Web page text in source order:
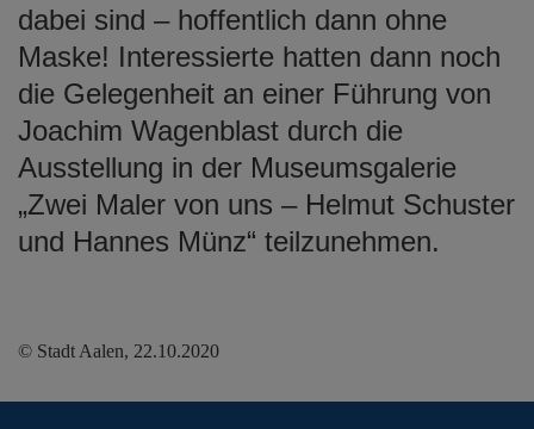
dabei sind – hoffentlich dann ohne
Maske! Interessierte hatten dann noch
die Gelegenheit an einer Führung von
Joachim Wagenblast durch die
Ausstellung in der Museumsgalerie
„Zwei Maler von uns – Helmut Schuster
und Hannes Münz“ teilzunehmen.
© Stadt Aalen, 22.10.2020